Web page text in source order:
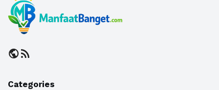
publicrss_feed
Categories